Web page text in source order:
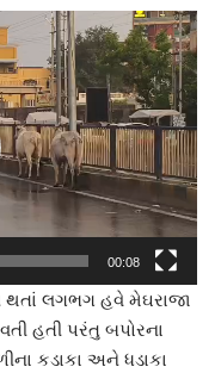
00:08
થતાં લગભગ હવે મેઘરાજા
હતી પરંતુ બપોરના
કડાકા અને ધડાકા